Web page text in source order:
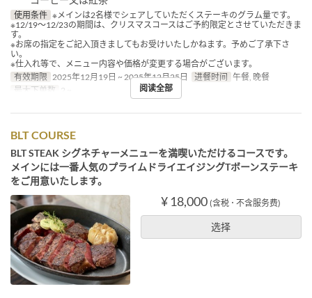
使用条件 ※メインは2名様でシェアしていただくステーキのグラム量です。
※12/19～12/23の期間は、クリスマスコースはご予約限定とさせていただきま
す。
※お席の指定をご記入頂きましてもお受けいたしかねます。予めご了承下さ
い。
※仕入れ等で、メニュー内容や価格が変更する場合がございます。
有效期限 2025年12月19日 ~ 2025年12月25日 进餐时间 午餐, 晚餐
最大下单数 2 ~ 阅读全部
BLT COURSE
BLT STEAK シグネチャーメニューを満喫いただけるコースです。
メインには一番人気のプライムドライエイジングTボーンステーキ
をご用意いたします。
¥ 18,000 (含税 ･ 不含服务费)
选择